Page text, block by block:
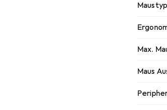
Maustyp
Max.
Maus